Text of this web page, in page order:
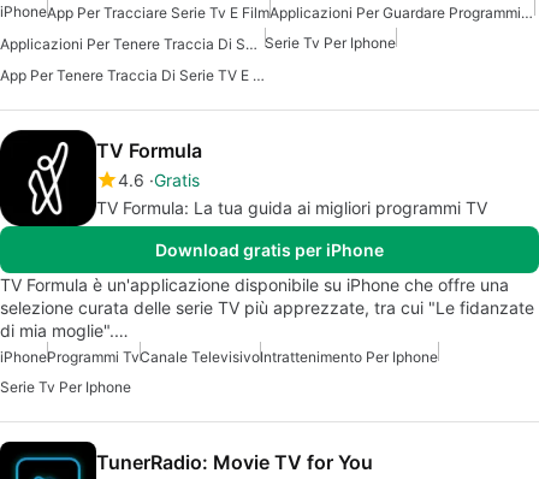
iPhoneApp Per Tracciare Serie Tv E Film
Applicazioni Per Guardare Programmi TV Sul Mio IPad
Applicazioni Per Tenere Traccia Di Serie TV E Film Serie Tv Per Iphone
App Per Tenere Traccia Di Serie TV E Film
TV Formula
4.6 Gratis
TV Formula: La tua guida ai migliori programmi TV
Download gratis per iPhone
TV Formula è un'applicazione disponibile su iPhone che offre una
selezione curata delle serie TV più apprezzate, tra cui "Le fidanzate
di mia moglie".…
iPhoneProgrammi TvCanale TelevisivoIntrattenimento Per Iphone
Serie Tv Per Iphone
TunerRadio: Movie TV for You